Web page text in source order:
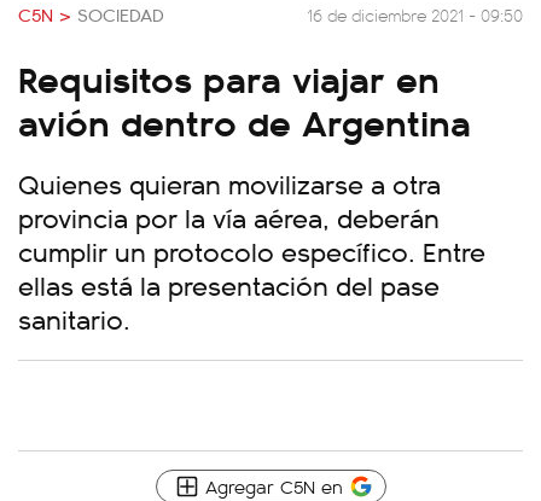
C5N > SOCIEDAD 16 de diciembre 2021 - 09:50
Requisitos para viajar en
avión dentro de Argentina
Quienes quieran movilizarse a otra
provincia por la vía aérea, deberán
cumplir un protocolo específico. Entre
ellas está la presentación del pase
sanitario.
Agregar C5N en